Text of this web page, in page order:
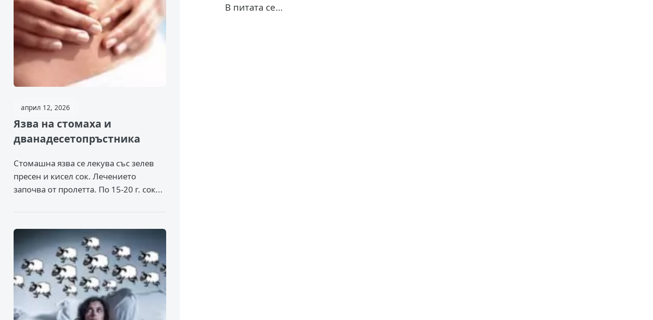
В питата се...
април 12, 2026
Язва на стомаха и
дванадесетопръстника
Стомашна язва се лекува със зелев
пресен и кисел сок. Лечението
започва от пролетта. По 15-20 г. сок...